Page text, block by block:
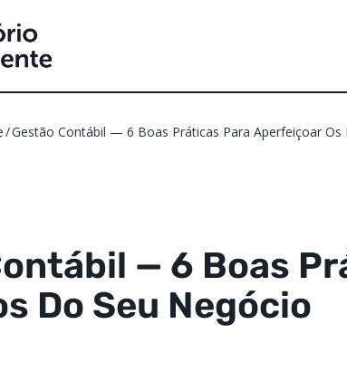
Gestão Contábil — 6 Boas Práticas Para Aperfeiçoar Os
— 6 Boas
Do Seu Negócio